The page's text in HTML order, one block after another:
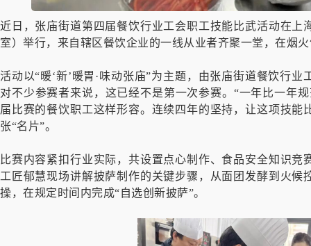
近日，张庙街道第四届餐饮行业工会职工技能比武活动在
室）举行，来自辖区餐饮企业的一线从业者齐聚一堂，在烟
活动以“暖‘新’暖胃·味动张庙”为主题，由张庙街道餐饮行
对不少参赛者来说，这已经不是第一次参赛。“一年比一年
届比赛的餐饮职工这样形容。连续四年的坚持，让这项技
张“名片”。
比赛内容紧扣行业实际，共设置点心制作、食品安全知识
工匠郁慧现场讲解披萨制作的关键步骤，从面团发酵到火
操，在规定时间内完成“自选创新披萨”。